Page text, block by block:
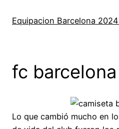
Equipacion Barcelona
fc
Lo que cambió mucho en